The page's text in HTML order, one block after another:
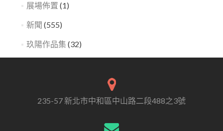
展場佈置 (1)
新聞 (555)
玖陽作品集 (32)
235-57 新北市中和區中山路二段488之3號